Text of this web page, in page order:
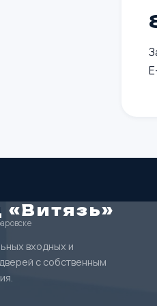
«Витязь»
входных и
с собственным